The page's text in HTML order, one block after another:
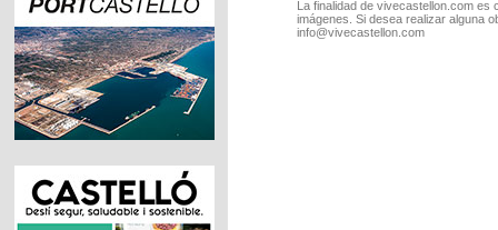
La finalidad de vivecastellon.com
imágenes. Si desea realizar alguna
info@vivecastellon.com